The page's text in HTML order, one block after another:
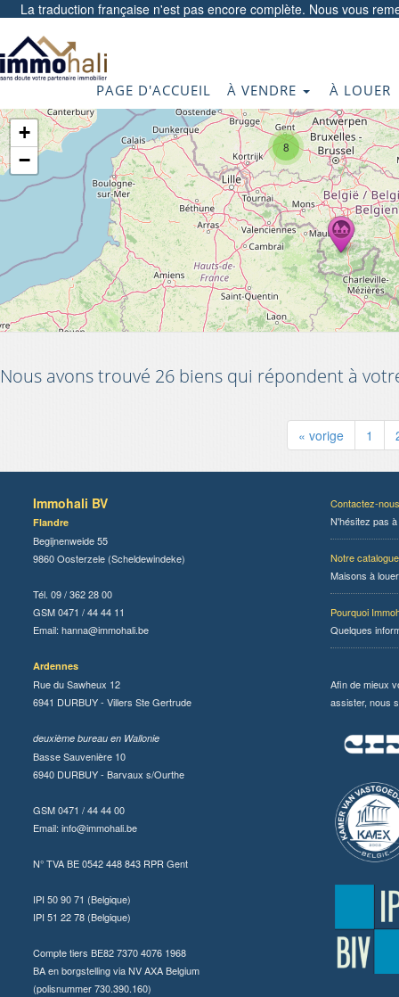
La traduction française n'est pas encore complète. Nous vous
PAGE D'ACCUEIL À VENDRE À LOUER
8
+
−
Nous avons trouvé 26 biens qui répondent à
« vorige 1
Immohali BV
Flandre
Begijnenweide 55
9860 Oosterzele (Scheldewindeke)
Tél. 09 / 362 28 00
GSM 0471 / 44 44 11
Email: hanna@immohali.be
Ardennes
Rue du Sawheux 12
6941 DURBUY - Villers Ste Gertrude
deuxième bureau en Wallonie
Basse Sauvenière 10
6940 DURBUY - Barvaux s/Ourthe
GSM 0471 / 44 44 00
Email: info@immohali.be
N° TVA BE 0542 448 843 RPR Gent
IPI 50 90 71 (Belgique)
IPI 51 22 78 (Belgique)
Compte tiers BE82 7370 4076 1968
BA en borgstelling via NV AXA Belgium
(polisnummer 730.390.160)
Contactez-nous
N'hésitez pas
Notre catalogue
Maisons à
Pourquoi
Quelques
Afin de mieux
assister, nous